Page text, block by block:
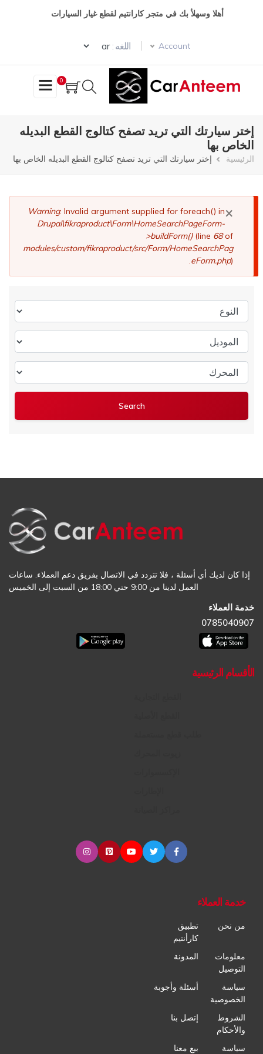
أهلا وسهلأ بك في متجر كارانتيم لقطع غيار السيارات
Account اللغه :
Select your language
0
إختر سيارتك التي تريد تصفح كتالوج القطع البديله
الخاص بها
مسار
الرئيسية إختر سيارتك التي تريد تصفح كتالوج القطع البديله الخاص بها
×
رسالة
الخطأ
Warning: Invalid argument supplied for foreach() in
Drupal\fikraproduct\Form\HomeSearchPageForm-
>buildForm()(line 68of
modules/custom/fikraproduct/src/Form/HomeSearchPag
eForm.php).
النوع
الموديل
المحرك
إذا كان لديك أي أسئلة ، فلا تتردد في الاتصال بفريق دعم العملاء. ساعات
العمل لدينا من 9:00 حتي 18:00 من السبت إلى الخميس
خدمة العملاء
0785040907
الأقسام الرئيسية
خدمة العملاء
من نحن
تطبيق
كارأنتيم
معلومات
التوصيل
المدونة
سياسة
الخصوصية
أسئلة وأجوبة
الشروط
والأحكام
إتصل بنا
سياسة بيع معنا